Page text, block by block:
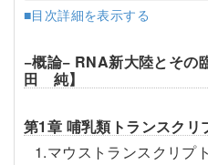
■目次詳細を表示する
−概論− RNA新大陸とそ
田 純】
第1章 哺乳類トランスク
1.マウストランスクリプ